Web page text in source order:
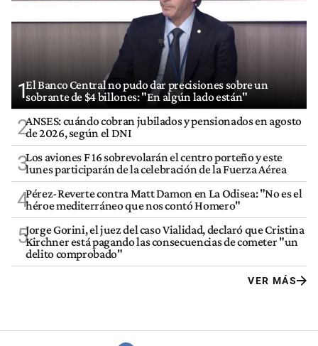
1El Banco Central no pudo dar precisiones sobre un
sobrante de $4 billones: "En algún lado están"
2ANSES: cuándo cobran jubilados y pensionados en agosto
de 2026, según el DNI
3Los aviones F 16 sobrevolarán el centro porteño y este
lunes participarán de la celebración de la Fuerza Aérea
4Pérez-Reverte contra Matt Damon en La Odisea: "No es el
héroe mediterráneo que nos contó Homero"
5Jorge Gorini, el juez del caso Vialidad, declaró que Cristina
Kirchner está pagando las consecuencias de cometer "un
delito comprobado"
VER MÁS